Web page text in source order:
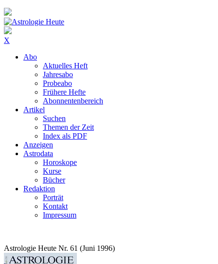
X
Abo
Aktuelles Heft
Jahresabo
Probeabo
Frühere Hefte
Abonnentenbereich
Artikel
Suchen
Themen der Zeit
Index als PDF
Anzeigen
Astrodata
Horoskope
Kurse
Bücher
Redaktion
Porträt
Kontakt
Impressum
Astrologie Heute Nr. 61 (Juni 1996)